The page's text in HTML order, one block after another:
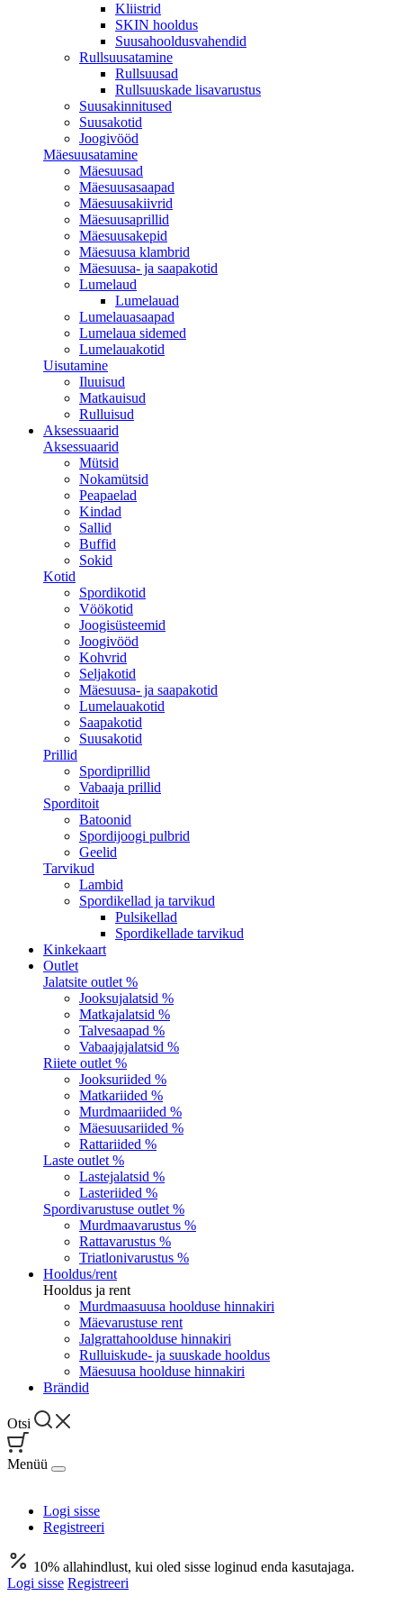
Kliistrid
SKIN hooldus
Suusahooldusvahendid
Rullsuusatamine
Rullsuusad
Rullsuuskade lisavarustus
Suusakinnitused
Suusakotid
Joogivööd
Mäesuusatamine
Mäesuusad
Mäesuusasaapad
Mäesuusakiivrid
Mäesuusaprillid
Mäesuusakepid
Mäesuusa klambrid
Mäesuusa- ja saapakotid
Lumelaud
Lumelauad
Lumelauasaapad
Lumelaua sidemed
Lumelauakotid
Uisutamine
Iluuisud
Matkauisud
Rulluisud
Aksessuaarid
Aksessuaarid
Mütsid
Nokamütsid
Peapaelad
Kindad
Sallid
Buffid
Sokid
Kotid
Spordikotid
Vöökotid
Joogisüsteemid
Joogivööd
Kohvrid
Seljakotid
Mäesuusa- ja saapakotid
Lumelauakotid
Saapakotid
Suusakotid
Prillid
Spordiprillid
Vabaaja prillid
Sporditoit
Batoonid
Spordijoogi pulbrid
Geelid
Tarvikud
Lambid
Spordikellad ja tarvikud
Pulsikellad
Spordikellade tarvikud
Kinkekaart
Outlet
Jalatsite outlet %
Jooksujalatsid %
Matkajalatsid %
Talvesaapad %
Vabaajajalatsid %
Riiete outlet %
Jooksuriided %
Matkariided %
Murdmaariided %
Mäesuusariided %
Rattariided %
Laste outlet %
Lastejalatsid %
Lasteriided %
Spordivarustuse outlet %
Murdmaavarustus %
Rattavarustus %
Triatlonivarustus %
Hooldus/rent
Hooldus ja rent
Murdmaasuusa hoolduse hinnakiri
Mäevarustuse rent
Jalgrattahoolduse hinnakiri
Rulluiskude- ja suuskade hooldus
Mäesuusa hoolduse hinnakiri
Brändid
Otsi
Menüü
Logi sisse
Registreeri
10% allahindlust, kui oled sisse loginud enda kasutajaga.
Logi sisse Registreeri